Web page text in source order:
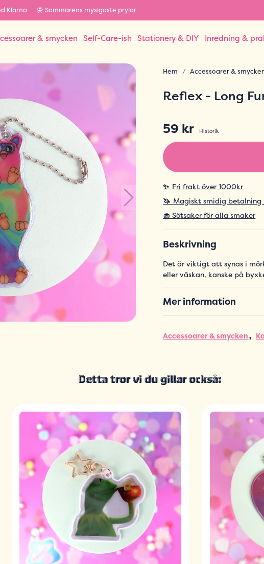
Klarna 🦋 Sommarens mysigaste prylar
& smycken Self-Care-ish Stationery & DIY Inredning &
Hem Accessoarer &
Reflex - Long
59 kr
Historik
✨ Fri frakt över 1000kr
🦄 Magiskt smidig betalning
🧁 Sötsaker för alla smaker
Beskrivning
Det är viktigt att synas i
eller väskan, kanske på
Mer information
Accessoarer & smycken
Detta tror vi du gillar också: